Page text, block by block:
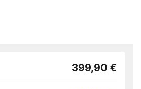
399,90 €